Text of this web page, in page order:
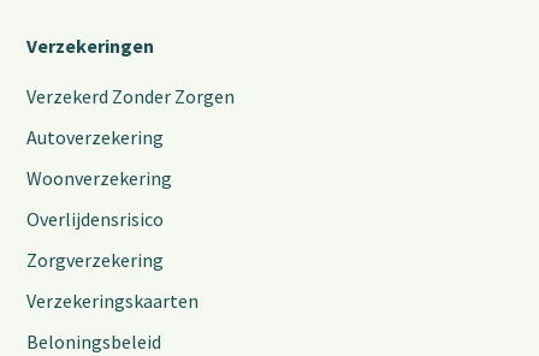
Verzekeringen
Verzekerd Zonder Zorgen
Autoverzekering
Woonverzekering
Overlijdensrisico
Zorgverzekering
Verzekeringskaarten
Beloningsbeleid